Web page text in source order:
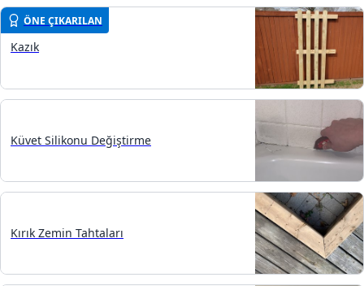
ÖNE ÇIKARILAN
Kazık
Küvet Silikonu Değiştirme
Kırık Zemin Tahtaları